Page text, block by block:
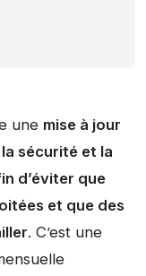
une mise à jour
sécurité et la
d’éviter que
et que des
. C’est une